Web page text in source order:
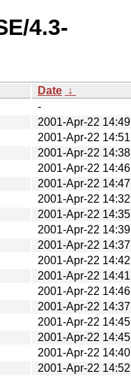
4.3-
Date ↓
-
2001-Apr-22 14:49
2001-Apr-22 14:51
2001-Apr-22 14:38
2001-Apr-22 14:46
2001-Apr-22 14:47
2001-Apr-22 14:32
2001-Apr-22 14:35
2001-Apr-22 14:39
2001-Apr-22 14:37
2001-Apr-22 14:42
2001-Apr-22 14:41
2001-Apr-22 14:46
2001-Apr-22 14:37
2001-Apr-22 14:45
2001-Apr-22 14:45
2001-Apr-22 14:40
2001-Apr-22 14:52